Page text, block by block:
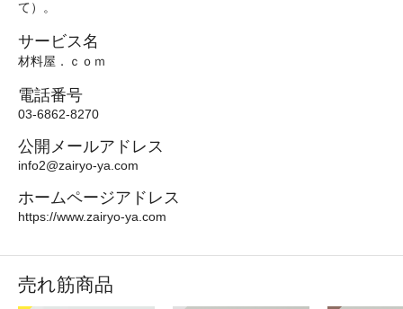
て）。
サービス名
材料屋．ｃｏｍ
電話番号
03-6862-8270
公開メールアドレス
info2@zairyo-ya.com
ホームページアドレス
https://www.zairyo-ya.com
売れ筋商品